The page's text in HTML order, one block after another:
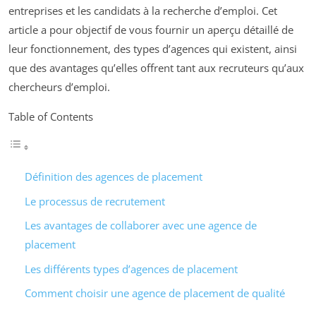
entreprises et les candidats à la recherche d’emploi. Cet
article a pour objectif de vous fournir un aperçu détaillé de
leur fonctionnement, des types d’agences qui existent, ainsi
que des avantages qu’elles offrent tant aux recruteurs qu’aux
chercheurs d’emploi.
Table of Contents
Définition des agences de placement
Le processus de recrutement
Les avantages de collaborer avec une agence de
placement
Les différents types d’agences de placement
Comment choisir une agence de placement de qualité